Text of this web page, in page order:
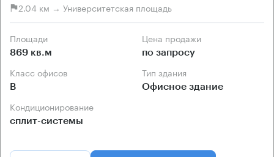
2.04 км → Университетская площадь
Площади
869 кв.м
Цена продажи
по запросу
Класс офисов
B
Тип здания
Офисное здание
Кондиционирование
сплит-системы